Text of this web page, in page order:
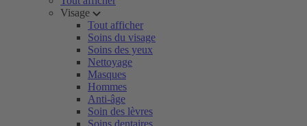
Visage
Tout afficher
Soins du visage
Soins des yeux
Nettoyage
Masques
Hommes
Anti-âge
Soin des lèvres
Soins dentaires